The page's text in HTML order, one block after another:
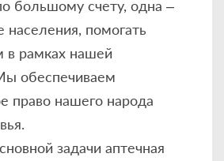
большому счету, одна –
населения, помогать
рамках нашей
обеспечиваем
право нашего народа
задачи аптечная